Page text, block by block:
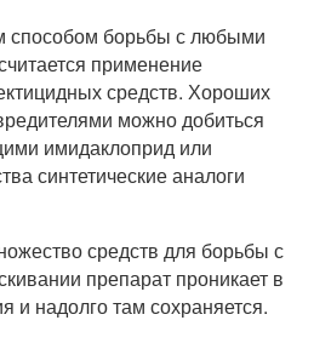
борьбы с любыми
применение
средств. Хороших
можно добиться
имидаклоприд или
синтетические аналоги
средств для борьбы с
препарат проникает в
и надолго там сохраняется.